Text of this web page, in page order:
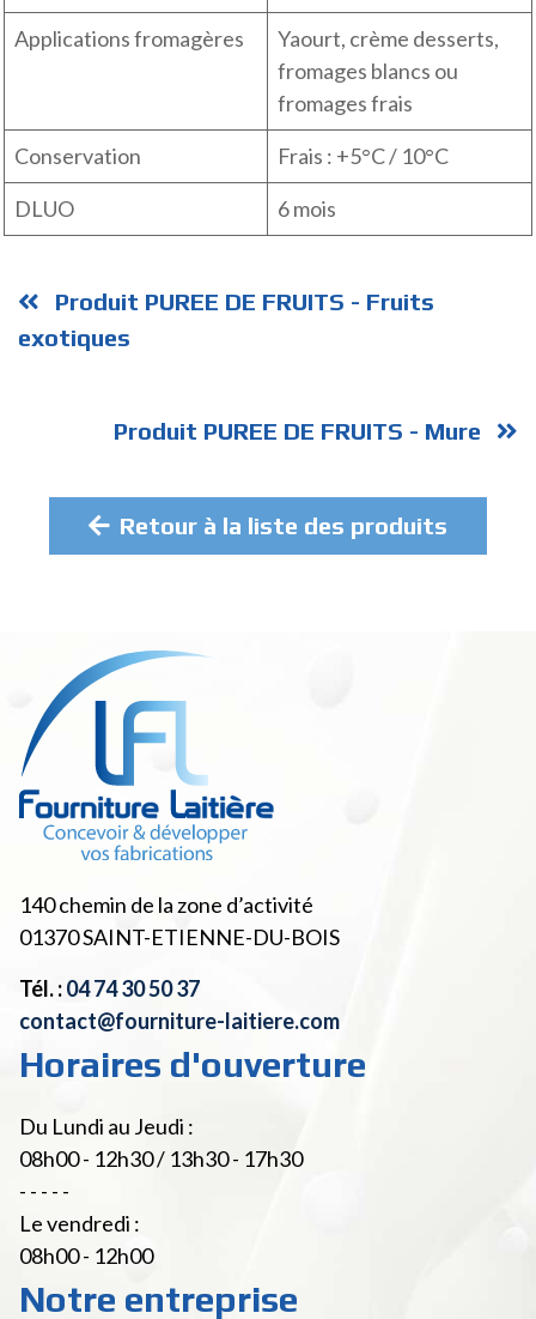
Applications fromagères
Yaourt, crème desserts,
fromages blancs ou
fromages frais
Conservation
Frais : +5°C / 10°C
DLUO
6 mois
Produit PUREE DE FRUITS - Fruits
exotiques
Produit PUREE DE FRUITS - Mure
Retour à la liste des produits
140 chemin de la zone d’activité
01370SAINT-ETIENNE-DU-BOIS
Tél. :04 74 30 50 37
contact@fourniture-laitiere.com
Horaires d'ouverture
Du Lundi au Jeudi :
08h00 - 12h30 / 13h30 - 17h30
- - - - -
Le vendredi :
08h00 - 12h00
Notre entreprise